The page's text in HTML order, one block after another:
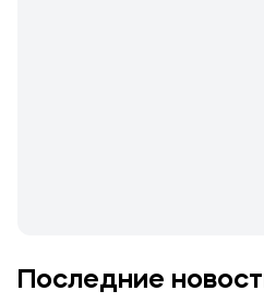
Последние